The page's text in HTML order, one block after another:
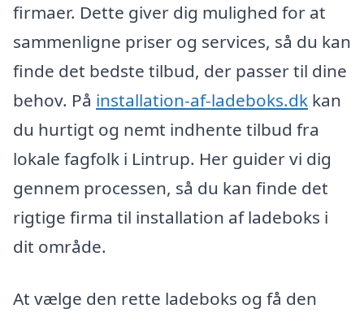
firmaer. Dette giver dig mulighed for at
sammenligne priser og services, så du kan
finde det bedste tilbud, der passer til dine
behov. På installation-af-ladeboks.dk kan
du hurtigt og nemt indhente tilbud fra
lokale fagfolk i Lintrup. Her guider vi dig
gennem processen, så du kan finde det
rigtige firma til installation af ladeboks i
dit område.
At vælge den rette ladeboks og få den